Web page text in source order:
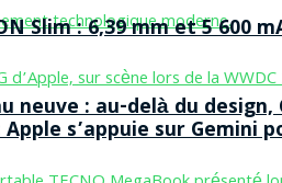
neuve : au-delà du
Slim : 6,39 mm et 5
: Apple s’appuie sur